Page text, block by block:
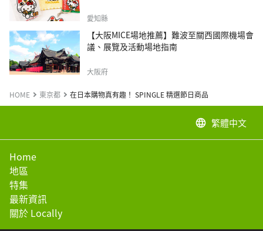
愛知縣
【大阪MICE場地推薦】難波至關西國際機場會
議、展覽及活動場地指南
大阪府
HOME 東京都 在日本購物真有趣！ SPINGLE 精選節日商品
language 繁體中文
Home
地區
特集
最新資訊
關於 Locally